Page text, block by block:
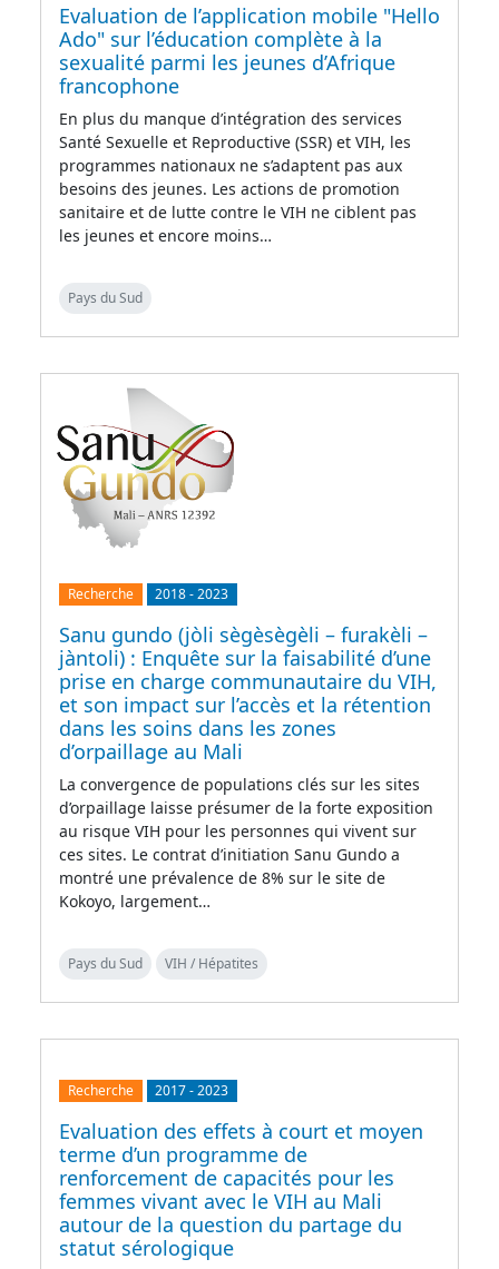
Evaluation de l’application mobile "Hello
Ado" sur l’éducation complète à la
sexualité parmi les jeunes d’Afrique
francophone
En plus du manque d’intégration des services
Santé Sexuelle et Reproductive (SSR) et VIH, les
programmes nationaux ne s’adaptent pas aux
besoins des jeunes. Les actions de promotion
sanitaire et de lutte contre le VIH ne ciblent pas
les jeunes et encore moins…
Pays du Sud
Recherche 2018-2023
Sanu gundo (jòli sègèsègèli – furakèli –
jàntoli) : Enquête sur la faisabilité d’une
prise en charge communautaire du VIH,
et son impact sur l’accès et la rétention
dans les soins dans les zones
d’orpaillage au Mali
La convergence de populations clés sur les sites
d’orpaillage laisse présumer de la forte exposition
au risque VIH pour les personnes qui vivent sur
ces sites. Le contrat d’initiation Sanu Gundo a
montré une prévalence de 8% sur le site de
Kokoyo, largement…
Pays du Sud VIH / Hépatites
Recherche 2017-2023
Evaluation des effets à court et moyen
terme d’un programme de
renforcement de capacités pour les
femmes vivant avec le VIH au Mali
autour de la question du partage du
statut sérologique